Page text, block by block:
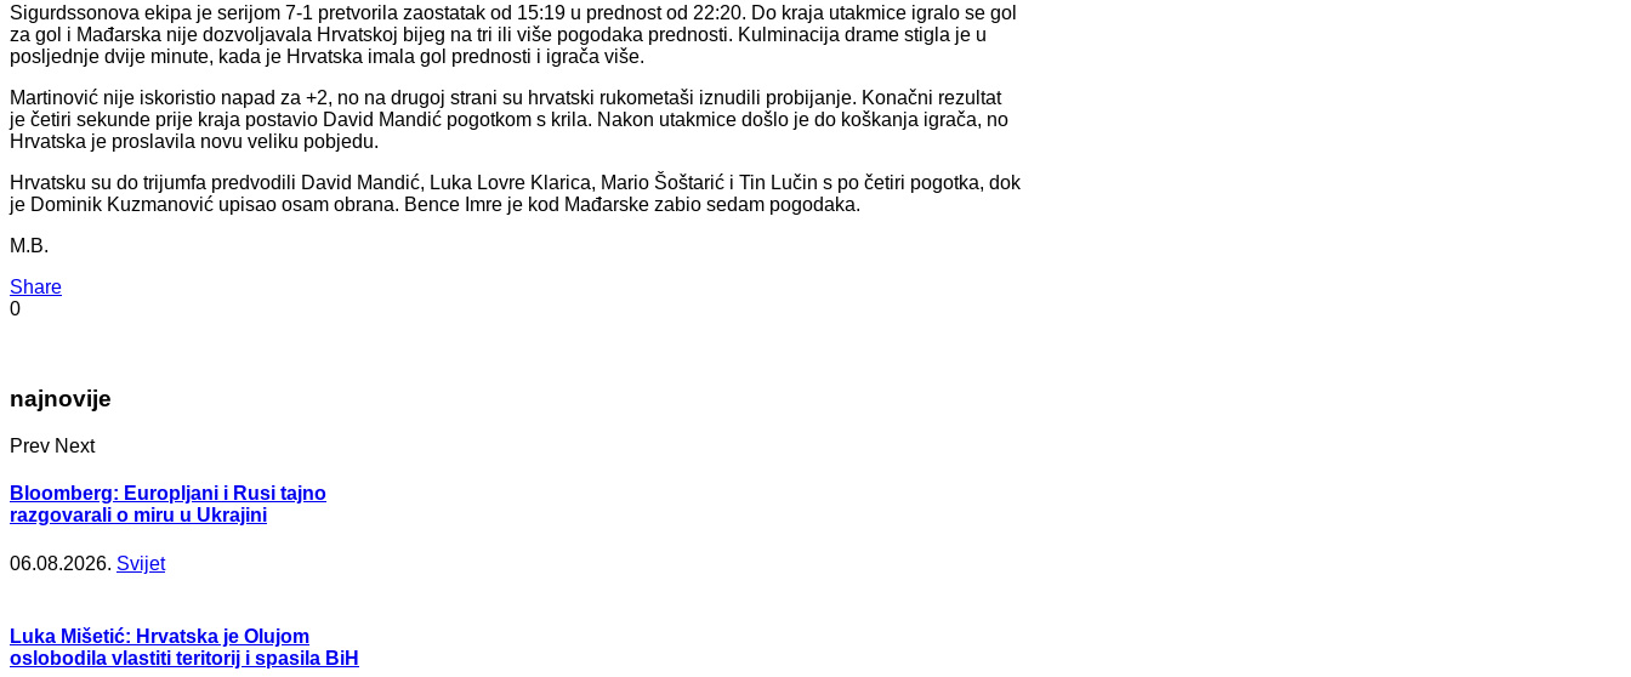
Sigurdssonova ekipa je serijom 7-1 pretvorila zaostatak od 15:19 u prednost od 22:20. Do kraja utakmice igralo se gol
za gol i Mađarska nije dozvoljavala Hrvatskoj bijeg na tri ili više pogodaka prednosti. Kulminacija drame stigla je u
posljednje dvije minute, kada je Hrvatska imala gol prednosti i igrača više.
Martinović nije iskoristio napad za +2, no na drugoj strani su hrvatski rukometaši iznudili probijanje. Konačni rezultat
je četiri sekunde prije kraja postavio David Mandić pogotkom s krila. Nakon utakmice došlo je do koškanja igrača, no
Hrvatska je proslavila novu veliku pobjedu.
Hrvatsku su do trijumfa predvodili David Mandić, Luka Lovre Klarica, Mario Šoštarić i Tin Lučin s po četiri pogotka, dok
je Dominik Kuzmanović upisao osam obrana. Bence Imre je kod Mađarske zabio sedam pogodaka.
M.B.
Share
0
najnovije
Prev Next
Bloomberg: Europljani i Rusi tajno
razgovarali o miru u Ukrajini
06.08.2026. Svijet
Luka Mišetić: Hrvatska je Olujom
oslobodila vlastiti teritorij i spasila BiH